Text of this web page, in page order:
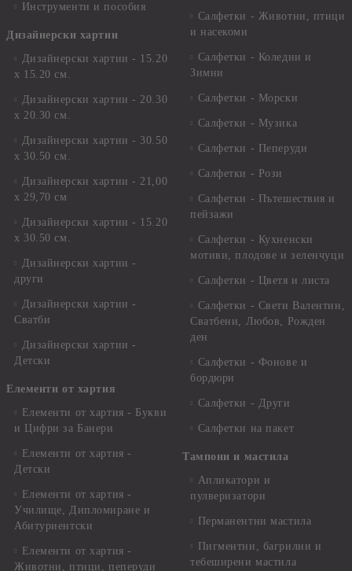
Инструменти и пособия
Дизайнерски хартии
Дизайнерски хартии - 15.20
х 15.20 см.
Дизайнерски хартии - 20.30
х 20.30 см.
Дизайнерски хартии - 30.50
х 30.50 см.
Дизайнерски хартии - 21,00
х 29,70 см
Дизайнерски хартии - 15.20
x 30.50 см.
Дизайнерски хартии -
други
Дизайнерски хартии -
Сватби
Дизайнерски хартии -
Детски
Елементи от хартия
Елементи от хартия - Букви
и Цифри за Банери
Елементи от хартия -
Детски
Елементи от хартия -
Училище, Дипломиране и
Абитуриентски
Елементи от хартия -
Животни, птици, пеперуди
Салфетки - Животни, птици
и насекоми
Салфетки - Коледни и
Зимни
Салфетки - Морски
Салфетки - Музика
Салфетки - Пеперуди
Салфетки - Рози
Салфетки - Пътешествия и
пейзажи
Салфетки - Кухненски
мотиви, плодове и зеленчуци
Салфетки - Цветя и листа
Салфетки - Свети Валентин,
Сватбени, Любов, Рожден
ден
Салфетки - Фонове и
бордюри
Салфетки - Други
Салфетки на пакет
Тампони и мастила
Апликатори и
пулверизатори
Перманентни мастила
Пигментни, багрилни и
тебеширени мастила